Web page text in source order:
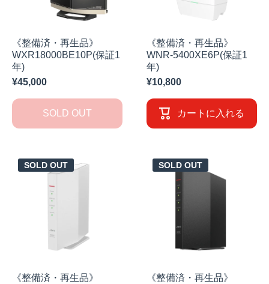
《整備済・再生品》
WXR18000BE10P(保証1
年)
¥45,000
SOLD OUT
《整備済・再生品》
WNR-5400XE6P(保証1
年)
¥10,800
カートに入れる
SOLD OUT
《整備済・再生品》
SOLD OUT
《整備済・再生品》